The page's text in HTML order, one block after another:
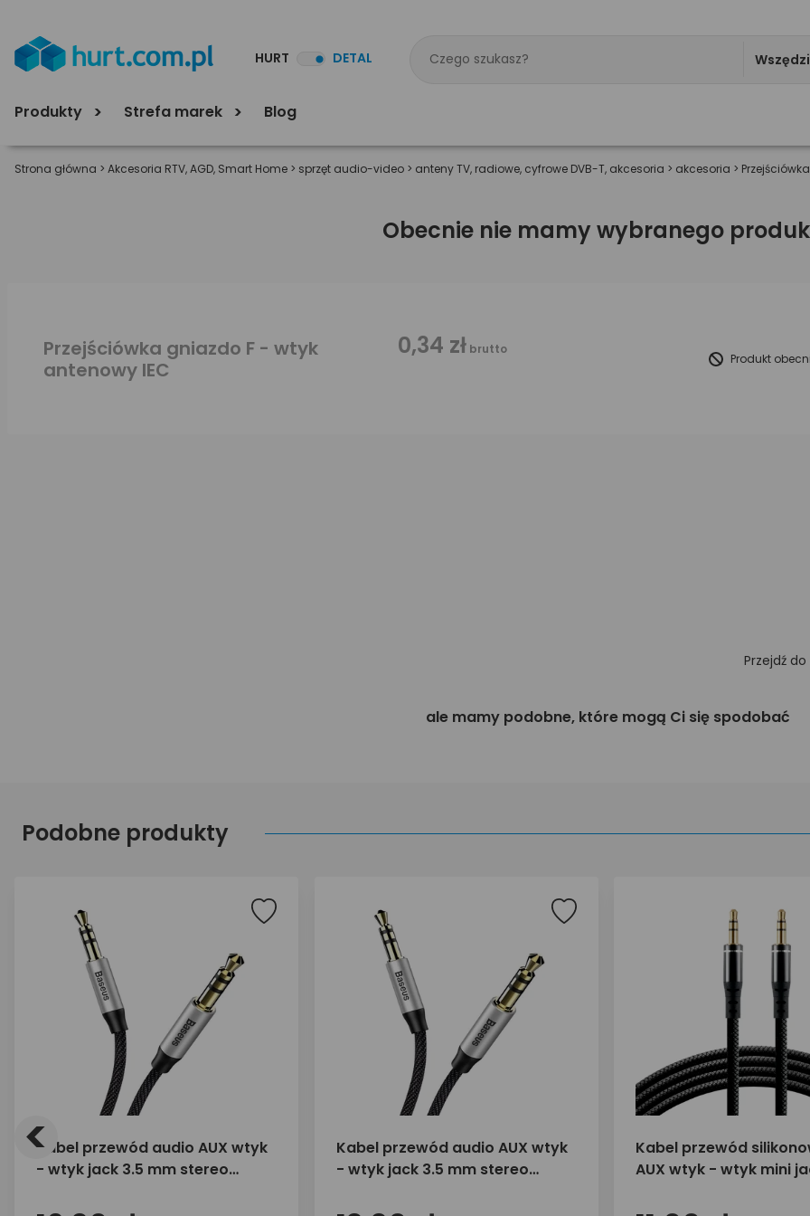
HURT DETAL
Produkty Strefa marek Blog
Strona główna > Akcesoria RTV, AGD, Smart Home > sprzęt audio-video > anteny TV, radiowe, cyfrowe DVB-T, akcesoria > akcesoria >
Obecnie nie mamy wybranego
Przejściówka gniazdo F - wtyk
antenowy IEC
0,34 zł brutto
Produkt
Przejdź do
ale mamy podobne, które mogą Ci się spodobać
Podobne produkty
Kabel przewód audio AUX wtyk
- wtyk jack 3.5 mm stereo
Kabel przewód audio AUX wtyk
- wtyk jack 3.5 mm stereo
Kabel przewód
AUX wtyk - wtyk mini
<